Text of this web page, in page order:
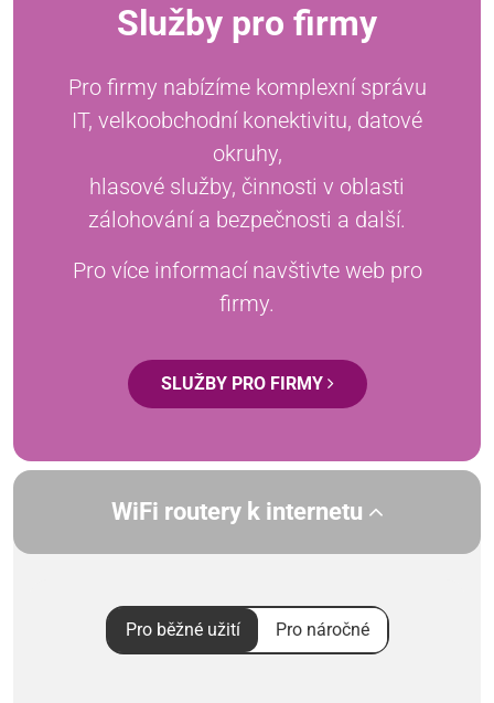
Služby pro firmy
Pro firmy nabízíme komplexní správu
IT, velkoobchodní konektivitu, datové
okruhy,
hlasové služby, činnosti v oblasti
zálohování a bezpečnosti a další.
Pro více informací navštivte web pro
firmy.
SLUŽBY PRO FIRMY
WiFi routery k internetu
Pro běžné užití Pro náročné